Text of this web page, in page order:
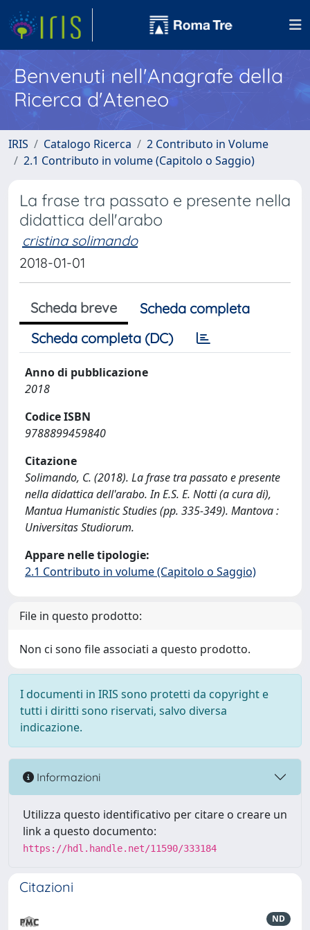
Benvenuti nell'Anagrafe della
Ricerca d'Ateneo
IRIS Catalogo Ricerca
2 Contributo in Volume
2.1 Contributo in volume (Capitolo o Saggio)
La frase tra passato e presente nella
didattica dell'arabo
cristina solimando
2018-01-01
Scheda breve
Scheda completa
Scheda completa (DC)
Anno di pubblicazione
2018
Codice ISBN
9788899459840
Citazione
Solimando, C. (2018). La frase tra passato e presente
nella didattica dell'arabo. In E.S. E. Notti (a cura di),
Mantua Humanistic Studies (pp. 335-349). Mantova :
Universitas Studiorum.
Appare nelle tipologie:
2.1 Contributo in volume (Capitolo o Saggio)
File in questo prodotto:
Non ci sono file associati a questo prodotto.
I documenti in IRIS sono protetti da copyright e
tutti i diritti sono riservati, salvo diversa
indicazione.
Informazioni
Utilizza questo identificativo per citare o creare un
link a questo documento:
https://hdl.handle.net/11590/333184
Citazioni
ND